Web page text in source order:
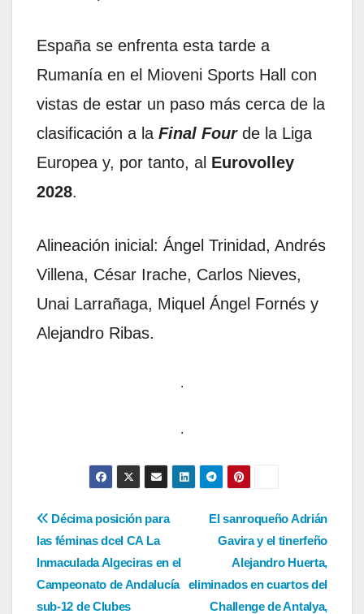
España se enfrenta esta tarde a
Rumanía en el Mioveni Sports Hall con
vistas de estar un paso más cerca de la
clasificación a la Final Fourde la Liga
Europea y, por tanto, al Eurovolley
2028.
Alineación inicial: Ángel Trinidad, Andrés
Villena, César Irache, Carlos Nieves,
Unai Larrañaga, Miquel Ángel Fornés y
Alejandro Ribas.
.
.
Navegación
de
entradas
El sanroqueño Adrián
Gavira y el tinerfeño
Alejandro Huerta,
eliminados en cuartos del
Challenge de Antalya,
Décima posición para
las féminas dcel CA La
Inmaculada Algeciras en el
Campeonato de Andalucía
sub-12 de Clubes